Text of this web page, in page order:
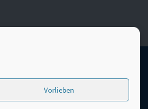
Vorlieben